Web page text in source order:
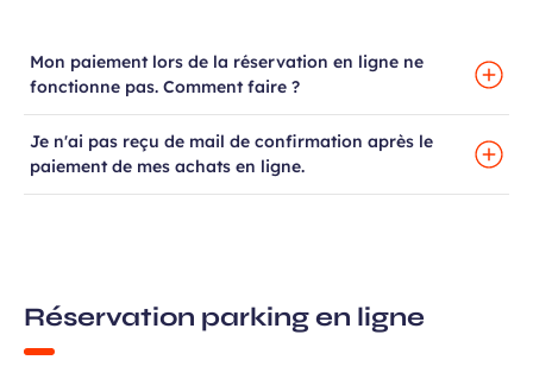
Mon paiement lors de la réservation en ligne ne
fonctionne pas. Comment faire ?
Je n'ai pas reçu de mail de confirmation après le
paiement de mes achats en ligne.
Réservation parking en ligne